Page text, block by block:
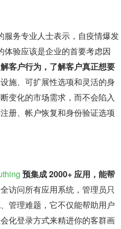
服务专业人士表示，自疫情爆发
体验应该是企业的首要考虑因
客户行为，了解客户真正想要
施、可扩展性选项和灵活的身
变化的市场需求，而不会陷入
册、帐户恢复和身份验证选项
预集成 2000+ 应用，能帮
访问所有应用系统，管理员只
管理难题，它不仅能帮助用户
化登录方式来精进你的客群画